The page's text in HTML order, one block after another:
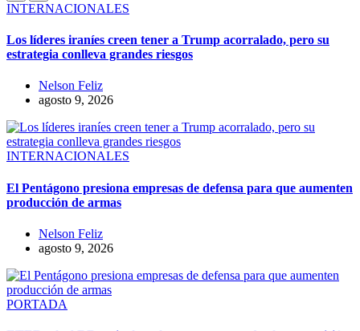
INTERNACIONALES
Los líderes iraníes creen tener a Trump acorralado, pero su
estrategia conlleva grandes riesgos
Nelson Feliz
agosto 9, 2026
INTERNACIONALES
El Pentágono presiona empresas de defensa para que aumenten
producción de armas
Nelson Feliz
agosto 9, 2026
PORTADA